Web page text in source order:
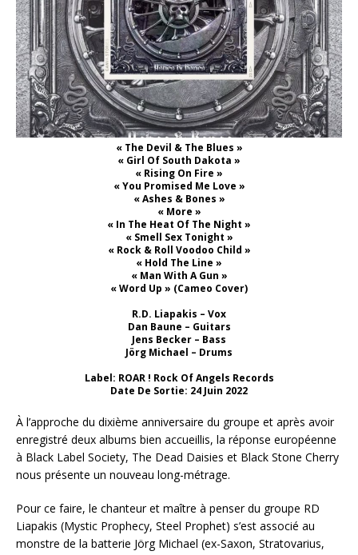
« The Devil & The Blues »
« Girl Of South Dakota »
« Rising On Fire »
« You Promised Me Love »
« Ashes & Bones »
« More »
« In The Heat Of The Night »
« Smell Sex Tonight »
« Rock & Roll Voodoo Child »
« Hold The Line »
« Man With A Gun »
« Word Up » (Cameo Cover)
R.D. Liapakis – Vox
Dan Baune – Guitars
Jens Becker – Bass
Jörg Michael – Drums
Label: ROAR ! Rock Of Angels Records
Date De Sortie: 24 Juin 2022
À l’approche du dixième anniversaire du groupe et après avoir
enregistré deux albums bien accueillis, la réponse européenne
à Black Label Society, The Dead Daisies et Black Stone Cherry
nous présente un nouveau long-métrage.
Pour ce faire, le chanteur et maître à penser du groupe RD
Liapakis (Mystic Prophecy, Steel Prophet) s’est associé au
monstre de la batterie Jörg Michael (ex-Saxon, Stratovarius,